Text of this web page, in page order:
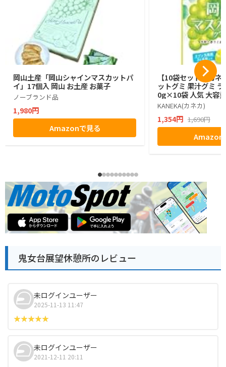
岡山土産「岡山シャインマスカットパ
イ」17個入 岡山 お土産 お菓子
ノーブランド品
1,980円
Amazonで見る
【10袋セット】カ
ットグミ 果汁グミ
0g×10袋 人気 大容量
KANEKA(カネカ)
1,354円 1,690円
Amazon
鬼女台展望休憩所のレビュー
未ログインユーザー
2025-11-13 11:47
未ログインユーザー
2021-12-11 20:11